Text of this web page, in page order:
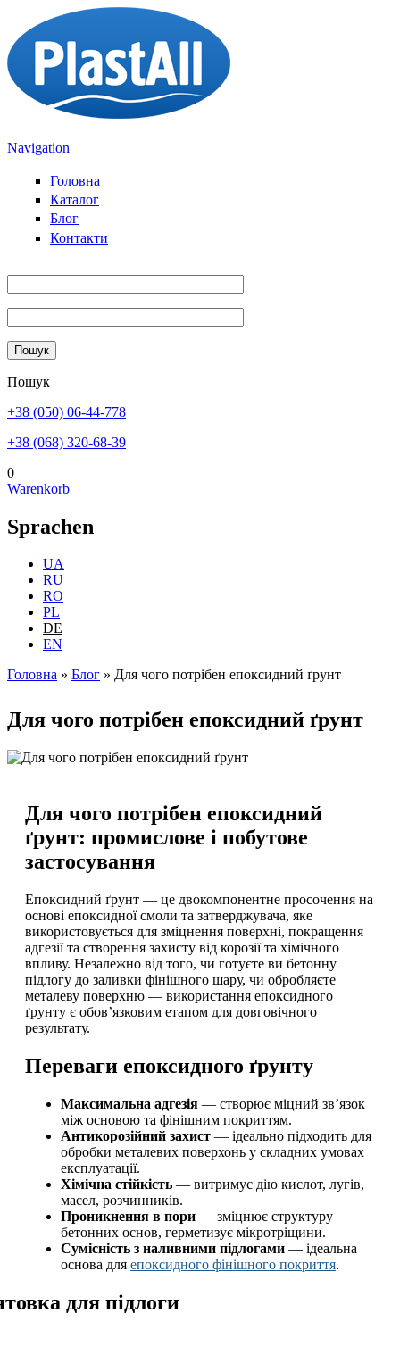
Direkt zum Inhalt
Navigation
Головна
Каталог
Блог
Контакти
Пошук
+38 (050) 06-44-778
+38 (068) 320-68-39
0
Warenkorb
Sprachen
UA
RU
RO
PL
DE
EN
Головна » Блог » Для чого потрібен епоксидний ґрунт
Для чого потрібен епоксидний ґрунт
Для чого потрібен епоксидний
ґрунт: промислове і побутове
застосування
Епоксидний ґрунт — це двокомпонентне просочення на
основі епоксидної смоли та затверджувача, яке
використовується для зміцнення поверхні, покращення
адгезії та створення захисту від корозії та хімічного
впливу. Незалежно від того, чи готуєте ви бетонну
підлогу до заливки фінішного шару, чи обробляєте
металеву поверхню — використання епоксидного
ґрунту є обов’язковим етапом для довговічного
результату.
Переваги епоксидного ґрунту
Максимальна адгезія — створює міцний зв’язок
між основою та фінішним покриттям.
Антикорозійний захист — ідеально підходить для
обробки металевих поверхонь у складних умовах
експлуатації.
Хімічна стійкість — витримує дію кислот, лугів,
масел, розчинників.
Проникнення в пори — зміцнює структуру
бетонних основ, герметизує мікротріщини.
Сумісність з наливними підлогами — ідеальна
основа для епоксидного фінішного покриття.